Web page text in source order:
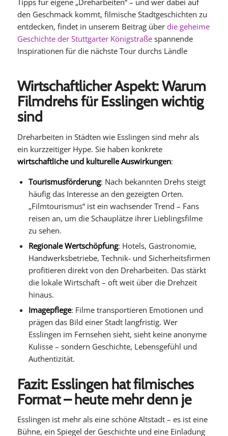
Tipps für eigene „Dreharbeiten“ – und wer dabei auf
den Geschmack kommt, filmische Stadtgeschichten zu
entdecken, findet in unserem Beitrag über die geheime
Geschichte der Stuttgarter Königstraßespannende
Inspirationen für die nächste Tour durchs Ländle
Wirtschaftlicher Aspekt: Warum
Filmdrehs für Esslingen wichtig
sind
Dreharbeiten in Städten wie Esslingen sind mehr als
ein kurzzeitiger Hype. Sie haben konkrete
wirtschaftliche und kulturelle Auswirkungen:
Tourismusförderung: Nach bekannten Drehs steigt
häufig das Interesse an den gezeigten Orten.
„Filmtourismus“ ist ein wachsender Trend – Fans
reisen an, um die Schauplätze ihrer Lieblingsfilme
zu sehen.
Regionale Wertschöpfung: Hotels, Gastronomie,
Handwerksbetriebe, Technik- und Sicherheitsfirmen
profitieren direkt von den Dreharbeiten. Das stärkt
die lokale Wirtschaft – oft weit über die Drehzeit
hinaus.
Imagepflege: Filme transportieren Emotionen und
prägen das Bild einer Stadt langfristig. Wer
Esslingen im Fernsehen sieht, sieht keine anonyme
Kulisse – sondern Geschichte, Lebensgefühl und
Authentizität.
Fazit: Esslingen hat filmisches
Format – heute mehr denn je
Esslingen ist mehr als eine schöne Altstadt – es ist eine
Bühne, ein Spiegel der Geschichte und eine Einladung